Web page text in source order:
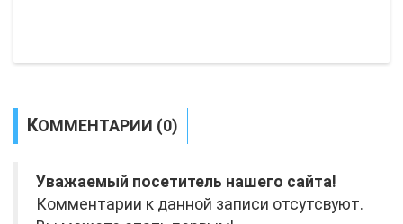
КОММЕНТАРИИ (0)
Уважаемый посетитель нашего сайта!
Комментарии к данной записи отсутсвуют.